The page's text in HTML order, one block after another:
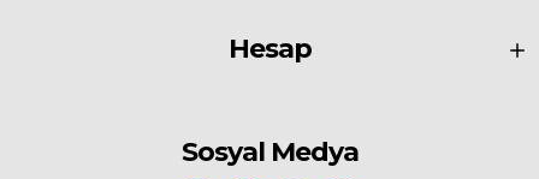
Hesap
Sosyal Medya